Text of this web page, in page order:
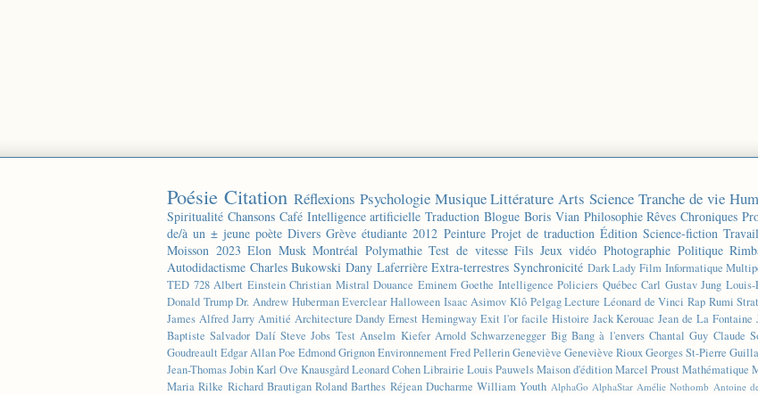
Poésie Citation Réflexions Psychologie Musique Littérature Arts Science Tranche de vie
Spiritualité Chansons Café Intelligence artificielle Traduction Blogue Boris Vian Philosophie Rêves Chroniques
de/à un ± jeune poète Divers Grève étudiante 2012 Peinture Projet de traduction Édition Science-fiction Travail
Moisson 2023 Elon Musk Montréal Polymathie Test de vitesse Fils Jeux vidéo Photographie Politique
Autodidactisme Charles Bukowski Dany Laferrière Extra-terrestres Synchronicité Dark Lady Film Informatique
TED 728 Albert Einstein Christian Mistral Douance Eminem Goethe Intelligence Policiers Québec Carl Gustav Jung Louis-
Donald Trump Dr. Andrew Huberman Everclear Halloween Isaac Asimov Klô Pelgag Lecture Léonard de Vinci Rap Rumi
James Alfred Jarry Amitié Architecture Dandy Ernest Hemingway Exit l'or facile Histoire Jack Kerouac Jean de La Fontaine
Baptiste Salvador Dalí Steve Jobs Test Anselm Kiefer Arnold Schwarzenegger Big Bang à l'envers Chantal Guy Claude
Goudreault Edgar Allan Poe Edmond GrignonEnvironnement Fred PellerinGeneviève Geneviève RiouxGeorges St-Pierre
Jean-Thomas JobinKarl Ove KnausgårdLeonard CohenLibrairie Louis PauwelsMaison d'éditionMarcel Proust Mathématique
Maria Rilke Richard Brautigan Roland Barthes Réjean Ducharme William Youth AlphaGo AlphaStar Amélie Nothomb Antoine